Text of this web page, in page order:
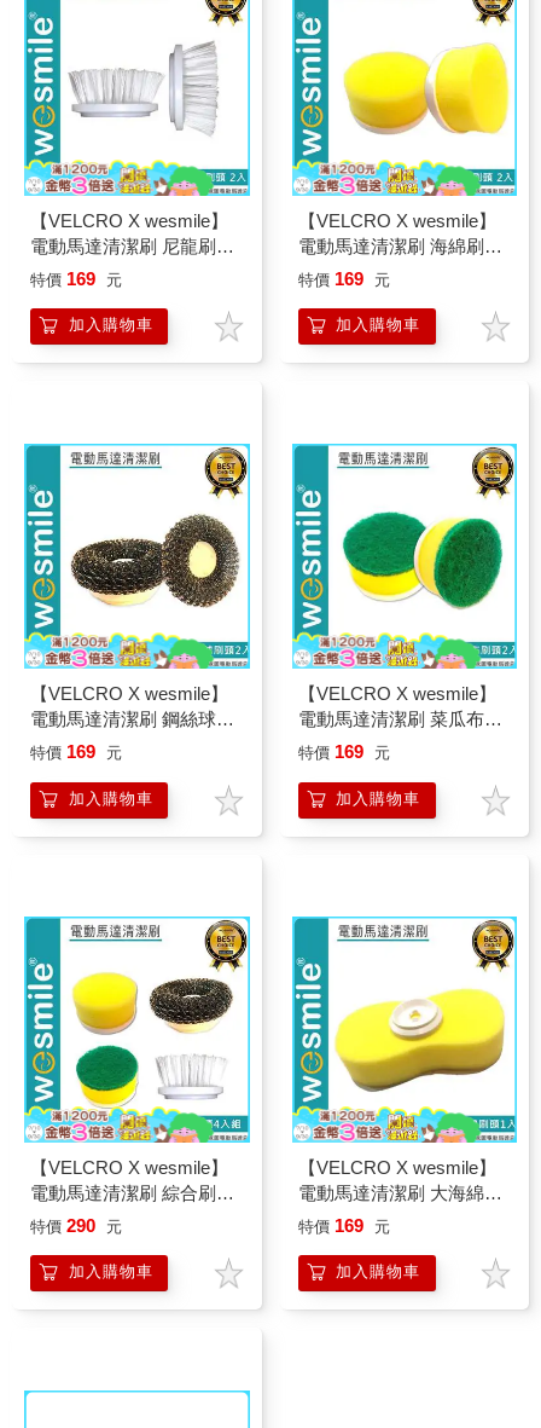
【VELCRO X wesmile】
電動馬達清潔刷 尼龍刷頭
2入
特價 169 元
加入購物車
【VELCRO X wesmile】
電動馬達清潔刷 海綿刷頭
2入
特價 169 元
加入購物車
【VELCRO X wesmile】
電動馬達清潔刷 鋼絲球刷
頭2入
特價 169 元
加入購物車
【VELCRO X wesmile】
電動馬達清潔刷 菜瓜布刷
頭2入
特價 169 元
加入購物車
【VELCRO X wesmile】
電動馬達清潔刷 綜合刷頭
4入組
特價 290 元
加入購物車
【VELCRO X wesmile】
電動馬達清潔刷 大海綿刷
頭1入
特價 169 元
加入購物車